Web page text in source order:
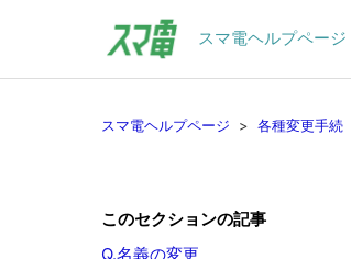
スマ電ヘルプページ
スマ電ヘルプページ 各種変更手続
このセクションの記事
Q.名義の変更